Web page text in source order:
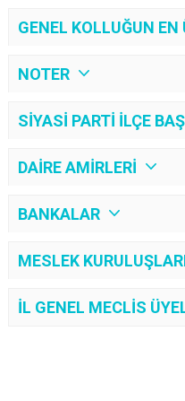
GENEL KOLLUĞUN
NOTER
SİYASİ PARTİ İLÇE
DAİRE AMİRLERİ
BANKALAR
MESLEK
İL GENEL MECLİS